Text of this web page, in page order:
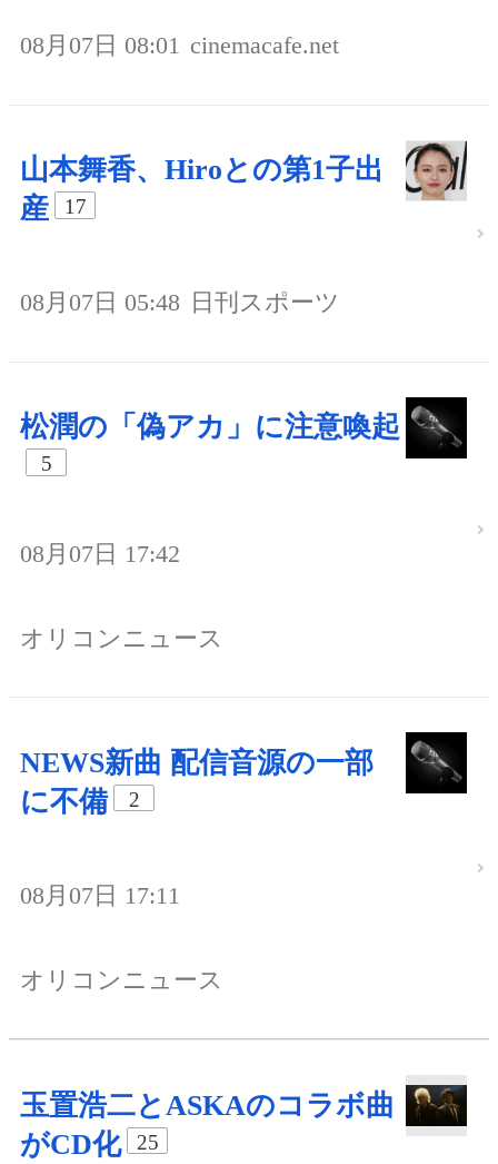
08月07日 08:01 cinemacafe.net
山本舞香、Hiroとの第1子出
産
17
08月07日 05:48 日刊スポーツ
松潤の「偽アカ」に注意喚起
5
08月07日 17:42
オリコンニュース
NEWS新曲 配信音源の一部
に不備
2
08月07日 17:11
オリコンニュース
玉置浩二とASKAのコラボ曲
がCD化
25